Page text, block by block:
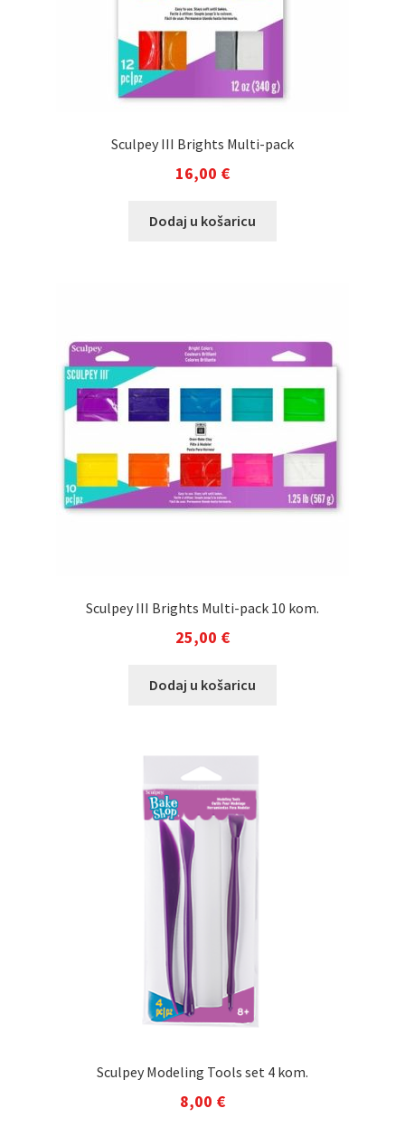
Sculpey III Brights Multi-pack
16,00 €
Dodaj u košaricu
Sculpey III Brights Multi-pack 10 kom.
25,00 €
Dodaj u košaricu
Sculpey Modeling Tools set 4 kom.
8,00 €